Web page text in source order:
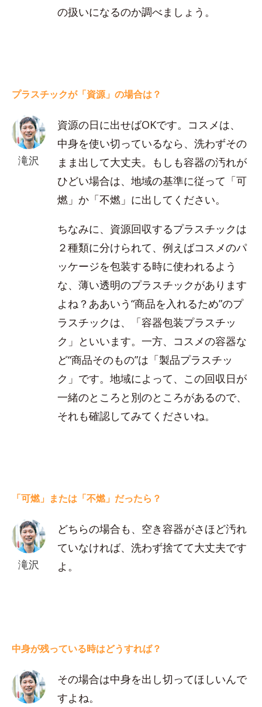
の扱いになるのか調べましょう。
プラスチックが「資源」の場合は？
滝沢
資源の日に出せばOKです。コスメは、
中身を使い切っているなら、洗わずその
まま出して大丈夫。もしも容器の汚れが
ひどい場合は、地域の基準に従って「可
燃」か「不燃」に出してください。
ちなみに、資源回収するプラスチックは
２種類に分けられて、例えばコスメのパ
ッケージを包装する時に使われるよう
な、薄い透明のプラスチックがあります
よね？ああいう“商品を入れるため”のプ
ラスチックは、「容器包装プラスチッ
ク」といいます。一方、コスメの容器な
ど“商品そのもの”は「製品プラスチッ
ク」です。地域によって、この回収日が
一緒のところと別のところがあるので、
それも確認してみてくださいね。
「可燃」または「不燃」だったら？
滝沢
どちらの場合も、空き容器がさほど汚れ
ていなければ、洗わず捨てて大丈夫です
よ。
中身が残っている時はどうすれば？
その場合は中身を出し切ってほしいんで
すよね。